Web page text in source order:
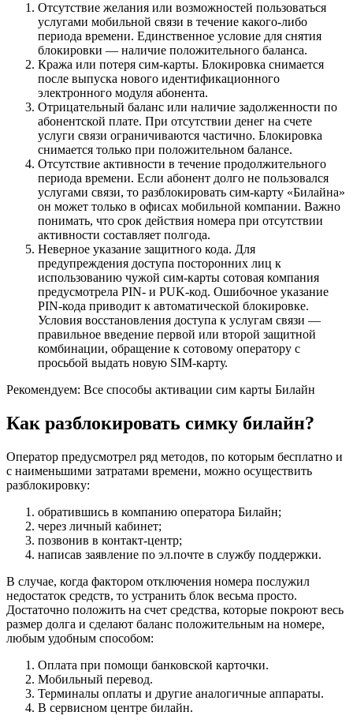
Отсутствие желания или возможностей пользоваться
услугами мобильной связи в течение какого-либо
периода времени. Единственное условие для снятия
блокировки — наличие положительного баланса.
Кража или потеря сим-карты. Блокировка снимается
после выпуска нового идентификационного
электронного модуля абонента.
Отрицательный баланс или наличие задолженности по
абонентской плате. При отсутствии денег на счете
услуги связи ограничиваются частично. Блокировка
снимается только при положительном балансе.
Отсутствие активности в течение продолжительного
периода времени. Если абонент долго не пользовался
услугами связи, то разблокировать сим-карту «Билайна»
он может только в офисах мобильной компании. Важно
понимать, что срок действия номера при отсутствии
активности составляет полгода.
Неверное указание защитного кода. Для
предупреждения доступа посторонних лиц к
использованию чужой сим-карты сотовая компания
предусмотрела PIN- и PUK-код. Ошибочное указание
PIN-кода приводит к автоматической блокировке.
Условия восстановления доступа к услугам связи —
правильное введение первой или второй защитной
комбинации, обращение к сотовому оператору с
просьбой выдать новую SIM-карту.
Рекомендуем: Все способы активации сим карты Билайн
Как разблокировать симку билайн?
Оператор предусмотрел ряд методов, по которым бесплатно и
с наименьшими затратами времени, можно осуществить
разблокировку:
обратившись в компанию оператора Билайн;
через личный кабинет;
позвонив в контакт-центр;
написав заявление по эл.почте в службу поддержки.
В случае, когда фактором отключения номера послужил
недостаток средств, то устранить блок весьма просто.
Достаточно положить на счет средства, которые покроют весь
размер долга и сделают баланс положительным на номере,
любым удобным способом:
Оплата при помощи банковской карточки.
Мобильный перевод.
Терминалы оплаты и другие аналогичные аппараты.
В сервисном центре билайн.